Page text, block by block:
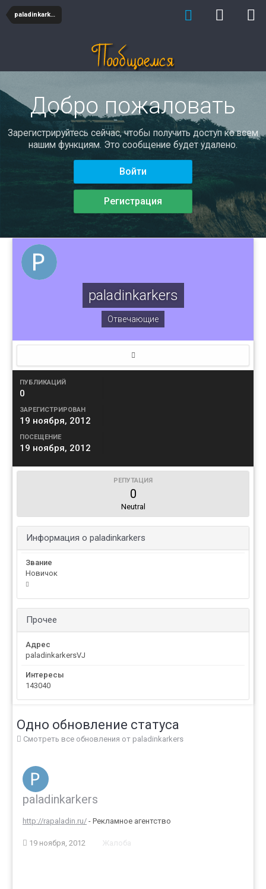
paladinkarkers
Добро пожаловать
Зарегистрируйтесь сейчас, чтобы получить доступ ко всем
нашим функциям. Это сообщение будет удалено.
Войти
Регистрация
paladinkarkers
Отвечающие
ПУБЛИКАЦИЙ
0
ЗАРЕГИСТРИРОВАН
19 ноября, 2012
ПОСЕЩЕНИЕ
19 ноября, 2012
РЕПУТАЦИЯ
0
Neutral
Информация о paladinkarkers
Звание
Новичок
Прочее
Адрес
paladinkarkersVJ
Интересы
143040
Одно обновление статуса
Смотреть все обновления от paladinkarkers
paladinkarkers
http://rapaladin.ru/ - Рекламное агентство
19 ноября, 2012 Жалоба